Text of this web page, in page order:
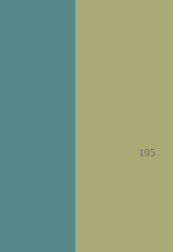
195